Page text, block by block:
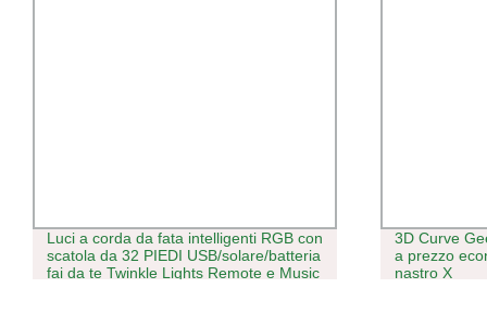
3D Curve Geek Fog 30K puffs monouso
a prezzo economico Barra a forma di
nastro X
Produttore
Snow Ice
Snowflake